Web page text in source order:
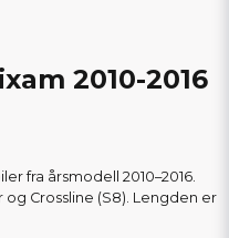
2010-2016
fra årsmodell 2010–2016.
Crossline (S8). Lengden er